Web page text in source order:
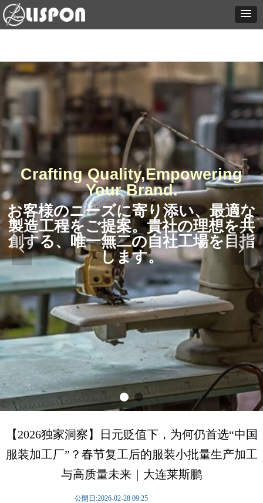
Crafting Quality,Empowering
Your Brand.
お客様のニーズに寄り添い、最適な
製造工程をご提案。貴社の理想を共
創する、唯一無二の自社工場を目指
します。
넳 넲
【2026独家洞察】日元贬值下，为何仍首选“中国
服装加工厂”？春节复工后的服装小批量生产加工
与高质量未来｜大连莱斯鹏
公開日:2026-02-28 09:25